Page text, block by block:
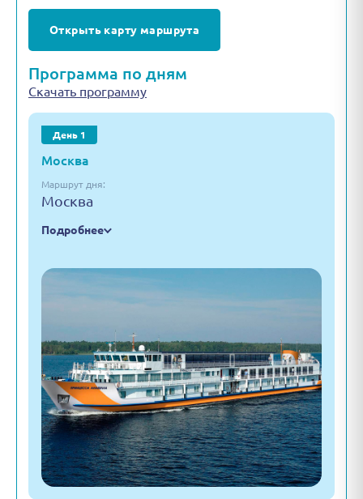
Открыть карту маршрута
Программа по дням
Скачать программу
День 1
Москва
Маршрут дня:
Москва
Подробнее